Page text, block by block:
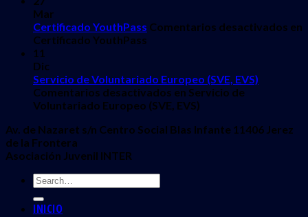
Mar
Certificado YouthPass Comentarios desactivados en
Certificado YouthPass
11
Dic
Servicio de Voluntariado Europeo (SVE, EVS)
Comentarios desactivados en Servicio de
Voluntariado Europeo (SVE, EVS)
Av. de Nazaret s/n Centro Social Blas Infante 11406 Jerez
de la Frontera
Asociación Juvenil INTER
INICIO